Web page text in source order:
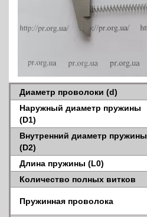
Диаметр проволоки (d)
Наружный диаметр пружины
(D1)
Внутренний диаметр пружины
(D2)
Длина пружины (L0)
Количество полных витков
Пружинная проволока